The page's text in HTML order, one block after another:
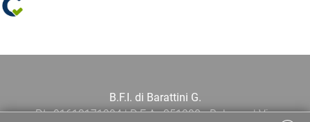
B.F.I. di Barattini G.
P.I.: 01613171204 | R.E.A.: 351290 - Bologna | Via